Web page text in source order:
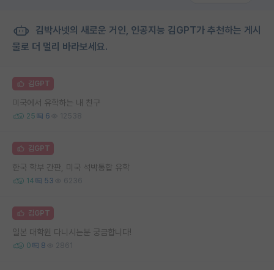
김박사넷의 새로운 거인, 인공지능 김GPT가 추천하는 게시
물로 더 멀리 바라보세요.
김GPT
미국에서 유학하는 내 친구
25 6 12538
김GPT
한국 학부 간판, 미국 석박통합 유학
14 53 6236
김GPT
일본 대학원 다니시는분 궁금합니다!
0 8 2861